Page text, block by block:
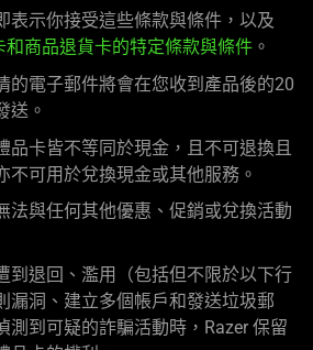
表示你接受這些條款與條件，以及
和商品退貨卡的特定條款與條件。
的電子郵件將會在您收到產品後的20
送。
品卡皆不等同於現金，且不可退換且
不可用於兌換現金或其他服務。
法與任何其他優惠、促銷或兌換活動
到退回、濫用（包括但不限於以下行
漏洞、建立多個帳戶和發送垃圾郵
測到可疑的詐騙活動時，Razer 保留